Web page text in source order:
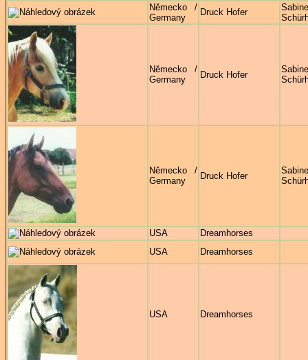
Německo /
Germany
Druck Hofer
Sabine
Německo /
Germany
Druck Hofer
Sabine
Německo /
Germany
Druck Hofer
Sabine
USA
Dreamhorses
USA
Dreamhorses
USA Dreamhorses